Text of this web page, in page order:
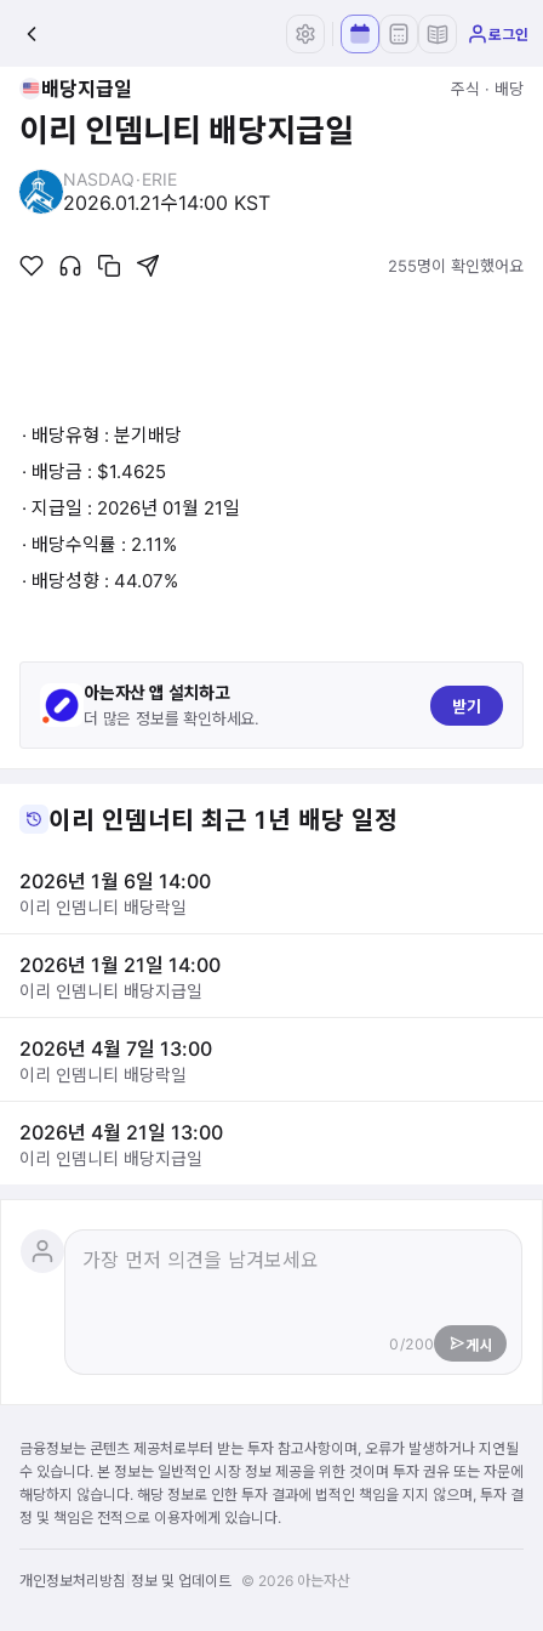
로그인
배당지급일 주식 · 배당
이리 인뎀니티 배당지급일
NASDAQ·ERIE
2026.01.21수14:00 KST
255명이 확인했어요
· 배당유형 : 분기배당
· 배당금 : $1.4625
· 지급일 : 2026년 01월 21일
· 배당수익률 : 2.11%
· 배당성향 : 44.07%
아는자산 앱 설치하고
더 많은 정보를 확인하세요.
받기
이리 인뎀너티 최근 1년 배당 일정
2026년 1월 6일 14:00
이리 인뎀니티 배당락일
2026년 1월 21일 14:00
이리 인뎀니티 배당지급일
2026년 4월 7일 13:00
이리 인뎀니티 배당락일
2026년 4월 21일 13:00
이리 인뎀니티 배당지급일
0/200 게시
금융정보는 콘텐츠 제공처로부터 받는 투자 참고사항이며, 오류가 발생하거나 지연될
수 있습니다. 본 정보는 일반적인 시장 정보 제공을 위한 것이며 투자 권유 또는 자문에
해당하지 않습니다. 해당 정보로 인한 투자 결과에 법적인 책임을 지지 않으며, 투자 결
정 및 책임은 전적으로 이용자에게 있습니다.
개인정보처리방침 정보 및 업데이트 © 2026 아는자산